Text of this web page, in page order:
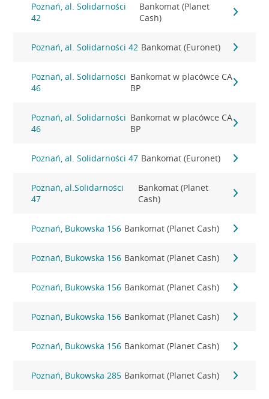
Poznań, al. Solidarności
42
Bankomat (Planet
Cash)
Poznań, al. Solidarności 42 Bankomat (Euronet)
Poznań, al. Solidarności
46
Bankomat w placówce CA
BP
Poznań, al. Solidarności
46
Bankomat w placówce CA
BP
Poznań, al. Solidarności 47 Bankomat (Euronet)
Poznań, al.Solidarności
47
Bankomat (Planet
Cash)
Poznań, Bukowska 156 Bankomat (Planet Cash)
Poznań, Bukowska 156 Bankomat (Planet Cash)
Poznań, Bukowska 156 Bankomat (Planet Cash)
Poznań, Bukowska 156 Bankomat (Planet Cash)
Poznań, Bukowska 156 Bankomat (Planet Cash)
Poznań, Bukowska 285 Bankomat (Planet Cash)